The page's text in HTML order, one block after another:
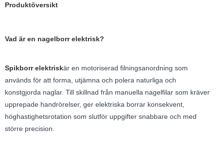
Produktöversikt
Vad är en nagelborr elektrisk?
Spikborr elektriskär en motoriserad filningsanordning som
används för att forma, utjämna och polera naturliga och
konstgjorda naglar. Till skillnad från manuella nagelfilar som kräver
upprepade handrörelser, ger elektriska borrar konsekvent,
höghastighetsrotation som slutför uppgifter snabbare och med
större precision.